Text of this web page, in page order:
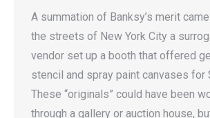
A summation of Banksy’s merit
the streets of New York City a
vendor set up a booth that offered
stencil and spray paint canvases for
These “originals” could have been
through a gallery or auction house,